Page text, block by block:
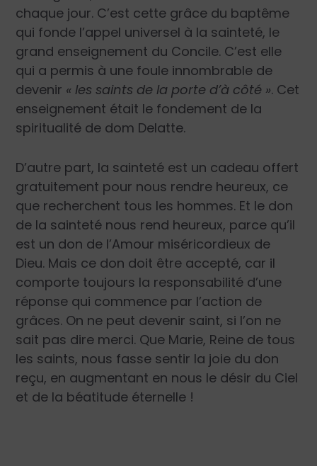
chaque jour. C’est cette grâce du baptême
qui fonde l’appel universel à la sainteté, le
grand enseignement du Concile. C’est elle
qui a permis à une foule innombrable de
devenir « les saints de la porte d’à côté ». Cet
enseignement était le fondement de la
spiritualité de dom Delatte.
D’autre part, la sainteté est un cadeau offert
gratuitement pour nous rendre heureux, ce
que recherchent tous les hommes. Et le don
de la sainteté nous rend heureux, parce qu’il
est un don de l’Amour miséricordieux de
Dieu. Mais ce don doit être accepté, car il
comporte toujours la responsabilité d’une
réponse qui commence par l’action de
grâces. On ne peut devenir saint, si l’on ne
sait pas dire merci. Que Marie, Reine de tous
les saints, nous fasse sentir la joie du don
reçu, en augmentant en nous le désir du Ciel
et de la béatitude éternelle !